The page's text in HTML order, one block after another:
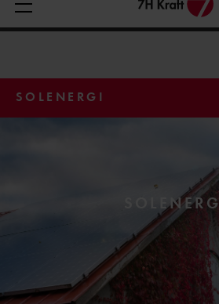
Aktuella elpriser
Medelspotpris (1/08-8/08
SOLENERGI